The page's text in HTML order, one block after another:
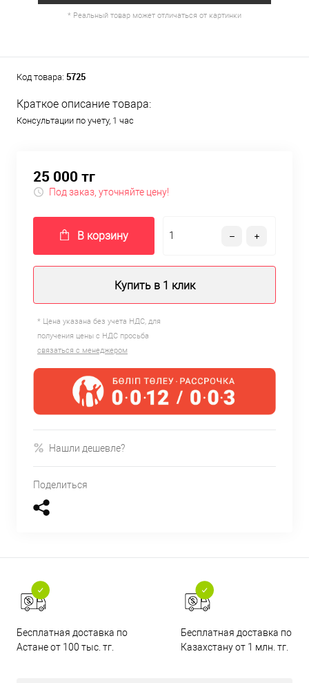
* Реальный товар может отличаться от картинки
Код товара: 5725
Краткое описание товара:
Консультации по учету, 1 час
25 000 тг
Под заказ, уточняйте цену!
В корзину
Купить в 1 клик
* Цена указана без учета НДС, для
получения цены с НДС просьба
связаться с менеджером
Нашли дешевле?
Поделиться
Бесплатная доставка по
Астане от 100 тыс. тг.
Бесплатная доставка по
Казахстану от 1 млн. тг.